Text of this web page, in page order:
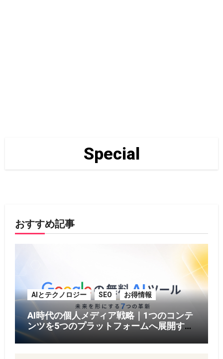
Special
おすすめ記事
AIとテクノロジー SEO お得情報
AI時代の個人メディア戦略｜1つのコンテ
ンツを5つのプラットフォームへ展開する
方法【2026年版】